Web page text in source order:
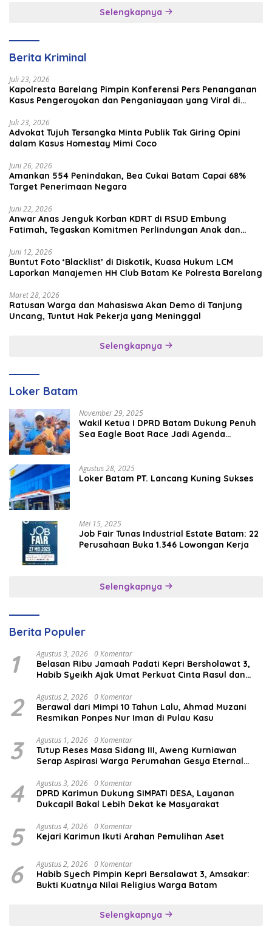
Selengkapnya
Berita Kriminal
Juli 23, 2026
Kapolresta Barelang Pimpin Konferensi Pers Penanganan
Kasus Pengeroyokan dan Penganiayaan yang Viral di
Juli 23, 2026
Advokat Tujuh Tersangka Minta Publik Tak Giring Opini
dalam Kasus Homestay Mimi Coco
Juni 26, 2026
Amankan 554 Penindakan, Bea Cukai Batam Capai 68%
Target Penerimaan Negara
Juni 22, 2026
Anwar Anas Jenguk Korban KDRT di RSUD Embung
Fatimah, Tegaskan Komitmen Perlindungan Anak dan
Juni 12, 2026
Buntut Foto ‘Blacklist’ di Diskotik, Kuasa Hukum LCM
Laporkan Manajemen HH Club Batam Ke Polresta Barelang
Maret 28, 2026
Ratusan Warga dan Mahasiswa Akan Demo di Tanjung
Uncang, Tuntut Hak Pekerja yang Meninggal
Selengkapnya
Loker Batam
November 29, 2025
Wakil Ketua I DPRD Batam Dukung Penuh
Sea Eagle Boat Race Jadi Agenda
Agustus 28, 2025
Loker Batam PT. Lancang Kuning Sukses
Mei 15, 2025
Job Fair Tunas Industrial Estate Batam: 22
Perusahaan Buka 1.346 Lowongan Kerja
Selengkapnya
Berita Populer
1 Agustus 3, 2026 0 Komentar
Belasan Ribu Jamaah Padati Kepri Bersholawat 3,
Habib Syeikh Ajak Umat Perkuat Cinta Rasul dan
2 Agustus 2, 2026 0 Komentar
Berawal dari Mimpi 10 Tahun Lalu, Ahmad Muzani
Resmikan Ponpes Nur Iman di Pulau Kasu
3 Agustus 1, 2026 0 Komentar
Tutup Reses Masa Sidang III, Aweng Kurniawan
Serap Aspirasi Warga Perumahan Gesya Eternal
4 Agustus 3, 2026 0 Komentar
DPRD Karimun Dukung SIMPATI DESA, Layanan
Dukcapil Bakal Lebih Dekat ke Masyarakat
5 Agustus 4, 2026 0 Komentar
Kejari Karimun Ikuti Arahan Pemulihan Aset
6 Agustus 2, 2026 0 Komentar
Habib Syech Pimpin Kepri Bersalawat 3, Amsakar:
Bukti Kuatnya Nilai Religius Warga Batam
Selengkapnya